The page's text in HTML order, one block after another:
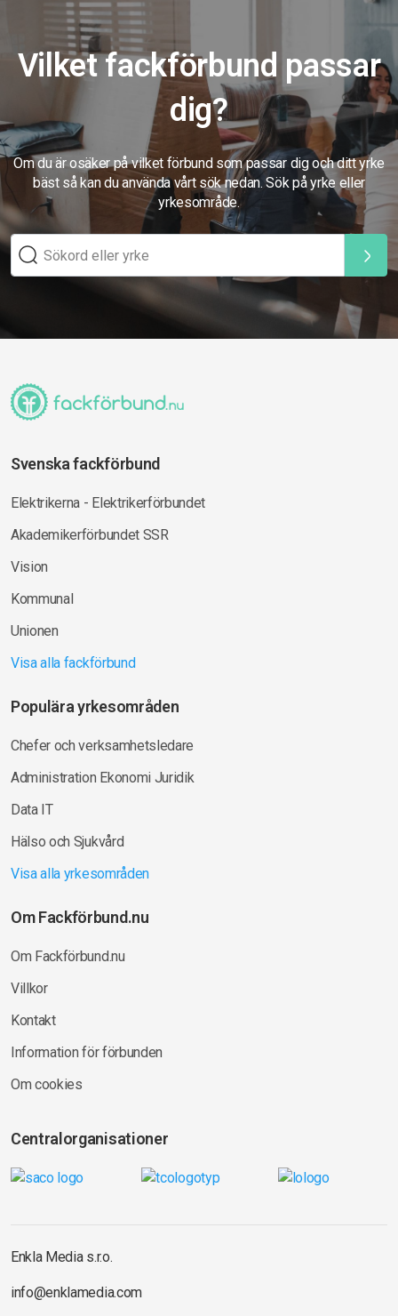
Vilket fackförbund passar
dig?
Om du är osäker på vilket förbund som passar dig och ditt yrke
bäst så kan du använda vårt sök nedan. Sök på yrke eller
yrkesområde.
Svenska fackförbund
Elektrikerna - Elektrikerförbundet
Akademikerförbundet SSR
Vision
Kommunal
Unionen
Visa alla fackförbund
Populära yrkesområden
Chefer och verksamhetsledare
Administration Ekonomi Juridik
Data IT
Hälso och Sjukvård
Visa alla yrkesområden
Om Fackförbund.nu
Om Fackförbund.nu
Villkor
Kontakt
Information för förbunden
Om cookies
Centralorganisationer
Enkla Media s.r.o.
info@enklamedia.com